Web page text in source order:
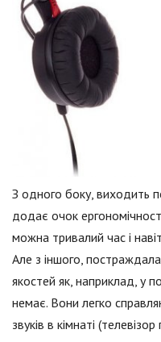
З одного боку, виходить
додає очок
можна тривалий час і
Але з іншого,
якостей як, наприклад, у
немає. Вони легко
звуків в кімнаті